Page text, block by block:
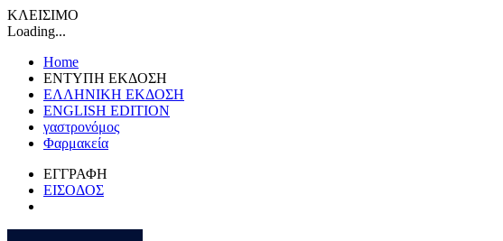
ΚΛΕΙΣΙΜΟ
Loading...
Home
ΕΝΤΥΠΗ ΕΚΔΟΣΗ
ΕΛΛΗΝΙΚΗ ΕΚΔΟΣΗ
ENGLISH EDITION
γαστρονόμος
Φαρμακεία
ΕΓΓΡΑΦΗ
ΕΙΣΟΔΟΣ